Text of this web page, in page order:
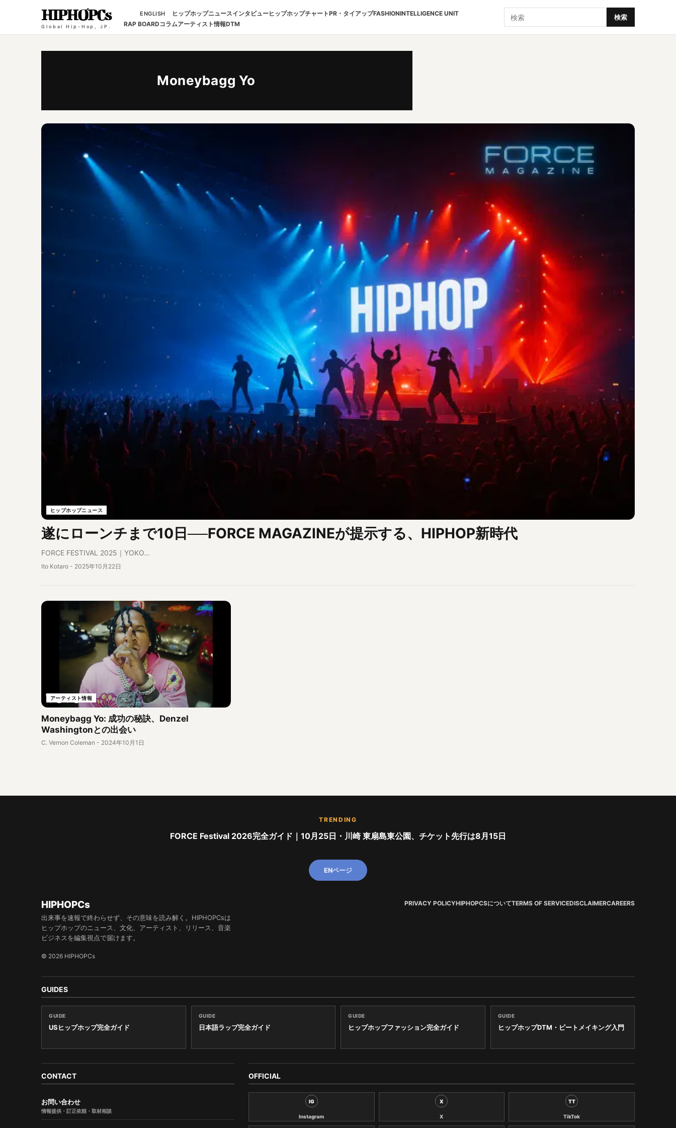
HIPHOPCs
Global Hip-Hop, JP.
ENGLISH ヒップホップニュースインタビューヒップホップチャートPR・タイアップFASHIONINTELLIGENCE UNIT
RAP BOARDコラムアーティスト情報DTM
検索 検索
Moneybagg Yo
ヒップホップニュース
遂にローンチまで10日──FORCE MAGAZINEが提示する、HIPHOP新時代
FORCE FESTIVAL 2025｜YOKO…
Ito Kotaro - 2025年10月22日
アーティスト情報
Moneybagg Yo: 成功の秘訣、Denzel
Washingtonとの出会い
C. Vernon Coleman - 2024年10月1日
TRENDING
FORCE Festival 2026完全ガイド｜10月25日・川崎 東扇島東公園、チケット先行は8月15日
ENページ
HIPHOPCs
出来事を速報で終わらせず、その意味を読み解く。HIPHOPCsは
ヒップホップのニュース、文化、アーティスト、リリース、音楽
ビジネスを編集視点で届けます。
© 2026 HIPHOPCs
PRIVACY POLICYHIPHOPCSについてTERMS OF SERVICEDISCLAIMERCAREERS
GUIDES
GUIDE
USヒップホップ完全ガイド
GUIDE
日本語ラップ完全ガイド
GUIDE
ヒップホップファッション完全ガイド
GUIDE
ヒップホップDTM・ビートメイキング入門
CONTACT
お問い合わせ
情報提供・訂正依頼・取材相談
OFFICIAL
IG
Instagram
X
X
TT
TikTok